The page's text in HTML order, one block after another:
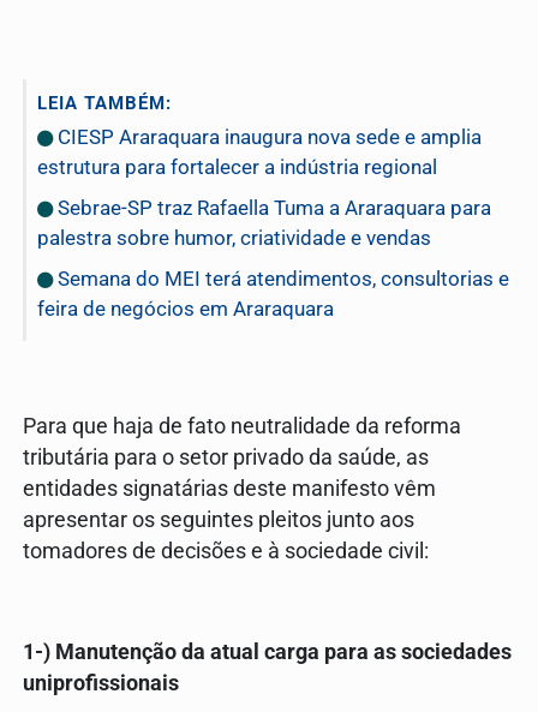
LEIA TAMBÉM:
CIESP Araraquara inaugura nova sede e amplia
estrutura para fortalecer a indústria regional
Sebrae-SP traz Rafaella Tuma a Araraquara para
palestra sobre humor, criatividade e vendas
Semana do MEI terá atendimentos, consultorias e
feira de negócios em Araraquara
Para que haja de fato neutralidade da reforma
tributária para o setor privado da saúde, as
entidades signatárias deste manifesto vêm
apresentar os seguintes pleitos junto aos
tomadores de decisões e à sociedade civil:
1-) Manutenção da atual carga para as sociedades
uniprofissionais